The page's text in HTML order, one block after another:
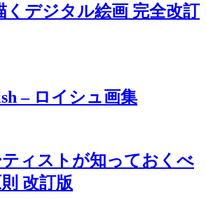
くデジタル絵画 完全改訂
– ロイシュ画集
ィストが知っておくべ
改訂版